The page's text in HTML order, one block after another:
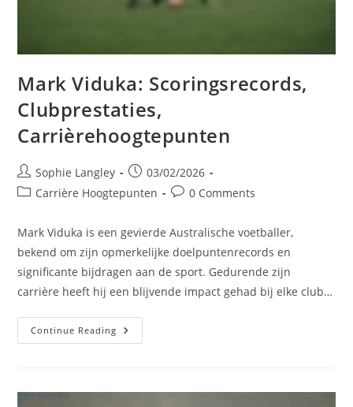
Mark Viduka: Scoringsrecords,
Clubprestaties,
Carrièrehoogtepunten
Post
author:
Sophie Langley
Post
published:
03/02/2026
PostCarrière Hoogtepunten
Post0 Comments
Mark Viduka is een gevierde Australische voetballer,
bekend om zijn opmerkelijke doelpuntenrecords en
significante bijdragen aan de sport. Gedurende zijn
carrière heeft hij een blijvende impact gehad bij elke club…
Continue Reading Mark
Viduka: